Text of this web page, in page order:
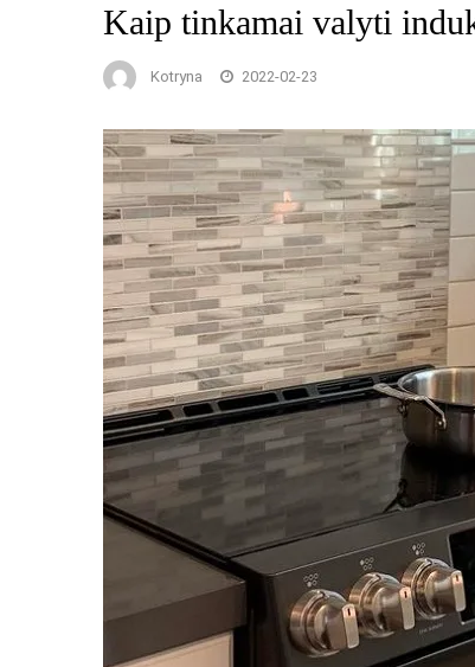
Kaip tinkamai valyti
Kotryna 2022-02-23